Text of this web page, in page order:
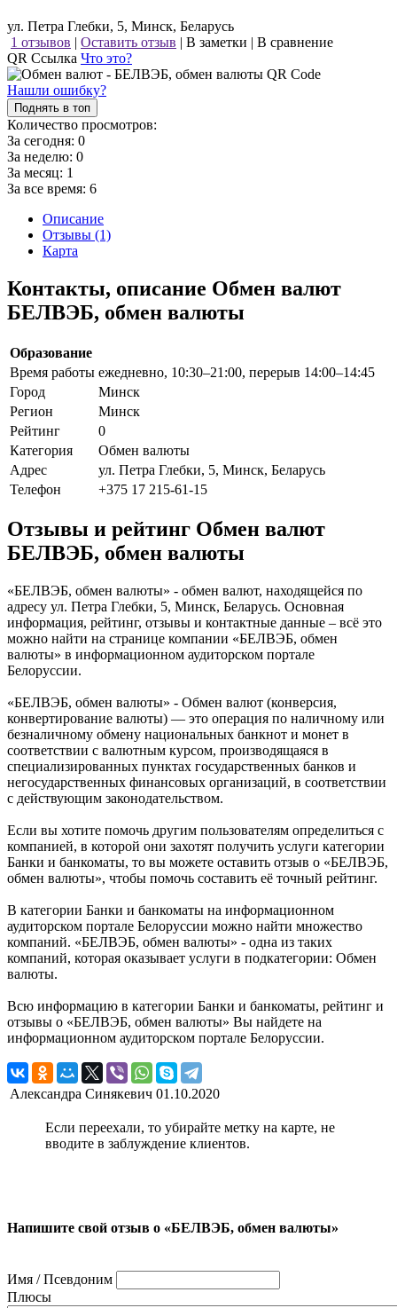
ул. Петра Глебки, 5, Минск, Беларусь
1 отзывов | Оставить отзыв | В заметки | В сравнение
QR Ссылка Что это?
Нашли ошибку?
Поднять в топ
Количество просмотров:
За сегодня: 0
За неделю: 0
За месяц: 1
За все время: 6
Описание
Отзывы (1)
Карта
Контакты, описание Обмен валют
БЕЛВЭБ, обмен валюты
Образование
Время работы ежедневно, 10:30–21:00, перерыв 14:00–14:45
Город
Минск
Регион
Минск
Рейтинг
0
Категория
Обмен валюты
Адрес
ул. Петра Глебки, 5, Минск, Беларусь
Телефон
+375 17 215-61-15
Отзывы и рейтинг Обмен валют
БЕЛВЭБ, обмен валюты
«БЕЛВЭБ, обмен валюты» - обмен валют, находящейся по
адресу ул. Петра Глебки, 5, Минск, Беларусь. Основная
информация, рейтинг, отзывы и контактные данные – всё это
можно найти на странице компании «БЕЛВЭБ, обмен
валюты» в информационном аудиторском портале
Белоруссии.
«БЕЛВЭБ, обмен валюты» - Обмен валют (конверсия,
конвертирование валюты) — это операция по наличному или
безналичному обмену национальных банкнот и монет в
соответствии с валютным курсом, производящаяся в
специализированных пунктах государственных банков и
негосударственных финансовых организаций, в соответствии
с действующим законодательством.
Если вы хотите помочь другим пользователям определиться с
компанией, в которой они захотят получить услуги категории
Банки и банкоматы, то вы можете оставить отзыв о «БЕЛВЭБ,
обмен валюты», чтобы помочь составить её точный рейтинг.
В категории Банки и банкоматы на информационном
аудиторском портале Белоруссии можно найти множество
компаний. «БЕЛВЭБ, обмен валюты» - одна из таких
компаний, которая оказывает услуги в подкатегории: Обмен
валюты.
Всю информацию в категории Банки и банкоматы, рейтинг и
отзывы о «БЕЛВЭБ, обмен валюты» Вы найдете на
информационном аудиторском портале Белоруссии.
Александра Синякевич 01.10.2020
Если переехали, то убирайте метку на карте, не
вводите в заблуждение клиентов.
Напишите свой отзыв о «БЕЛВЭБ, обмен валюты»
Имя / Псевдоним
Плюсы